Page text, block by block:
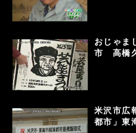
おじゃま
市 高橋
米沢市広
都市」東